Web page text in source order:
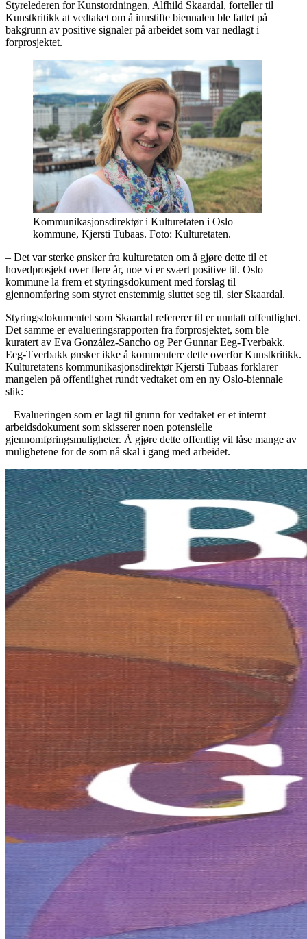
Styrelederen for Kunstordningen, Alfhild Skaardal, forteller til
Kunstkritikk at vedtaket om å innstifte biennalen ble fattet på
bakgrunn av positive signaler på arbeidet som var nedlagt i
forprosjektet.
Kommunikasjonsdirektør i Kulturetaten i Oslo
kommune, Kjersti Tubaas. Foto: Kulturetaten.
– Det var sterke ønsker fra kulturetaten om å gjøre dette til et
hovedprosjekt over flere år, noe vi er svært positive til. Oslo
kommune la frem et styringsdokument med forslag til
gjennomføring som styret enstemmig sluttet seg til, sier Skaardal.
Styringsdokumentet som Skaardal refererer til er unntatt offentlighet.
Det samme er evalueringsrapporten fra forprosjektet, som ble
kuratert av Eva González-Sancho og Per Gunnar Eeg-Tverbakk.
Eeg-Tverbakk ønsker ikke å kommentere dette overfor Kunstkritikk.
Kulturetatens kommunikasjonsdirektør Kjersti Tubaas forklarer
mangelen på offentlighet rundt vedtaket om en ny Oslo-biennale
slik:
– Evalueringen som er lagt til grunn for vedtaket er et internt
arbeidsdokument som skisserer noen potensielle
gjennomføringsmuligheter. Å gjøre dette offentlig vil låse mange av
mulighetene for de som nå skal i gang med arbeidet.